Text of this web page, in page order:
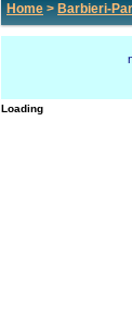
Home > Barbieri-
Loading